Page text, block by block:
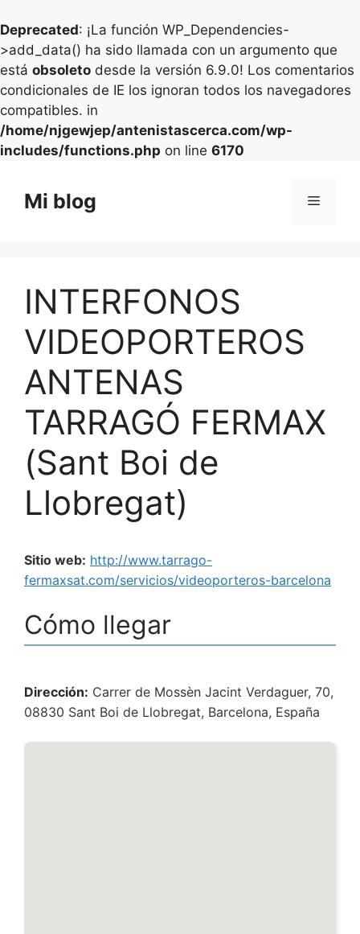
Deprecated: ¡La función WP_Dependencies-
>add_data() ha sido llamada con un argumento que
está obsoleto desde la versión 6.9.0! Los comentarios
condicionales de IE los ignoran todos los navegadores
compatibles. in
/home/njgewjep/antenistascerca.com/wp-
includes/functions.php on line 6170
contenido
Mi blog Menú
INTERFONOS
VIDEOPORTEROS
ANTENAS
TARRAGÓ FERMAX
(Sant Boi de
Llobregat)
Sitio web: http://www.tarrago-
fermaxsat.com/servicios/videoporteros-barcelona
Cómo llegar
Dirección: Carrer de Mossèn Jacint Verdaguer, 70,
08830 Sant Boi de Llobregat, Barcelona, España